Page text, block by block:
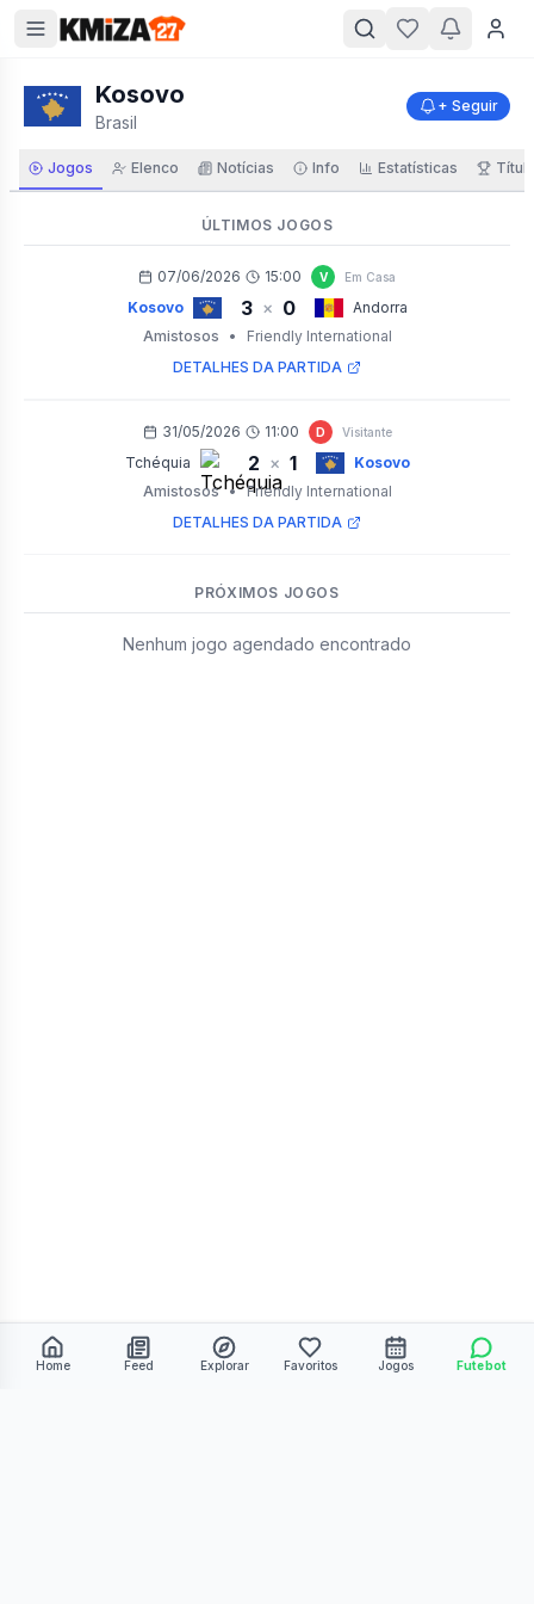
Kosovo
Brasil
+ Seguir
Jogos Elenco Notícias Info Estatísticas
ÚLTIMOS JOGOS
07/06/2026 15:00 V Em Casa
Kosovo 3 × 0
Andorra
Amistosos
•
Friendly International
DETALHES DA PARTIDA
31/05/2026 11:00 D Visitante
Tchéquia 2 × 1
Kosovo
Amistosos
• Friendly International
DETALHES DA PARTIDA
PRÓXIMOS JOGOS
Nenhum jogo agendado encontrado
Home Feed Explorar Favoritos Jogos Futebot